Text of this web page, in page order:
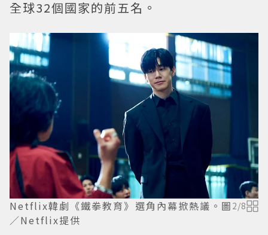
全球32個國家的前五名。
Netflix韓劇《鐵拳教育》選角內幕掀熱議。圖
／Netflix提供
2/8